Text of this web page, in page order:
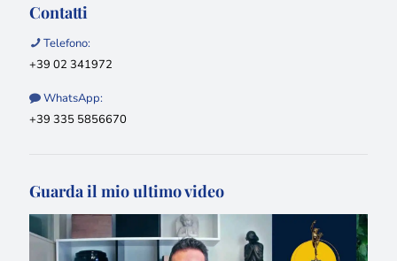
Contatti
Telefono:
+39 02 341972
WhatsApp:
+39 335 5856670
Guarda il mio ultimo video